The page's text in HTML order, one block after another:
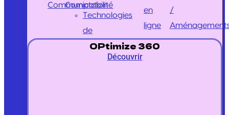
Communication
Comptabilité
Technologies
de
en
ligne
/
OPtimize 360
Découvrir